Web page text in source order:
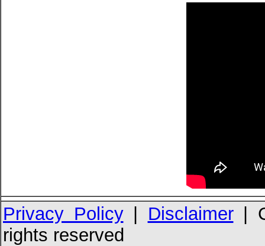
Privacy Policy| Disclaimer|
rights reserved